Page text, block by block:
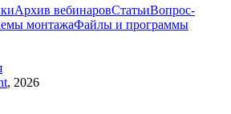
Архив вебинаровСтатьиВопрос-
монтажаФайлы и программы
, 2026